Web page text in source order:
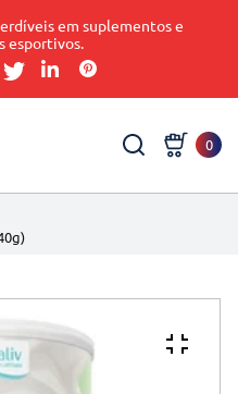
em suplementos e
esportivos.
0